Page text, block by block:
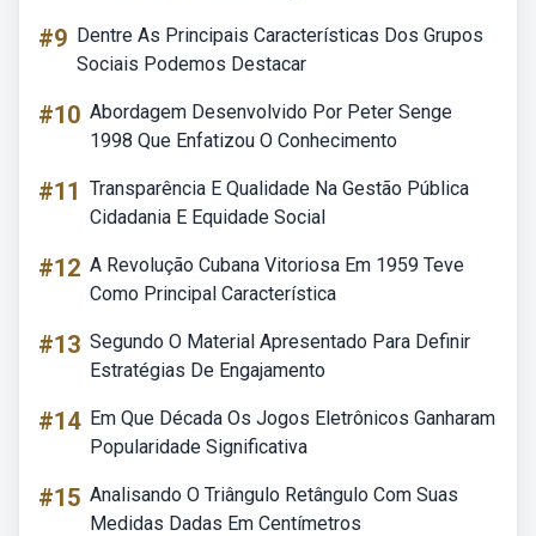
#9 Dentre As Principais Características Dos Grupos
Sociais Podemos Destacar
#10 Abordagem Desenvolvido Por Peter Senge
1998 Que Enfatizou O Conhecimento
#11 Transparência E Qualidade Na Gestão Pública
Cidadania E Equidade Social
#12 A Revolução Cubana Vitoriosa Em 1959 Teve
Como Principal Característica
#13 Segundo O Material Apresentado Para Definir
Estratégias De Engajamento
#14 Em Que Década Os Jogos Eletrônicos Ganharam
Popularidade Significativa
#15 Analisando O Triângulo Retângulo Com Suas
Medidas Dadas Em Centímetros